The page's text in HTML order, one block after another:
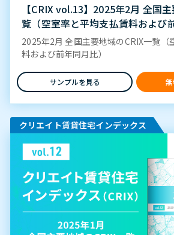
【CRIX vol.13】2025年2月 全国
覧（空室率と平均支払賃料および
2025年2月 全国主要地域のCRIX一覧（
料および前年同月比）
サンプルを見る
クリエイト賃貸住宅インデックス